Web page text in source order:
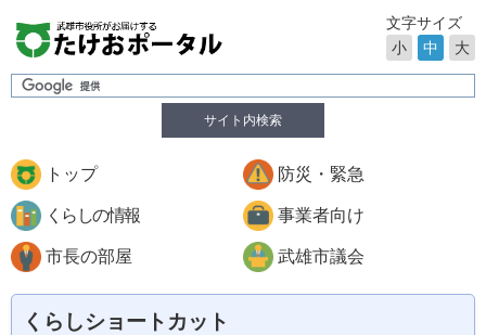
サイト内検索
文字サイズ
小
中 大
トップ 防災・緊急
くらしの情報 事業者向け
市長の部屋 武雄市議会
くらしショートカット